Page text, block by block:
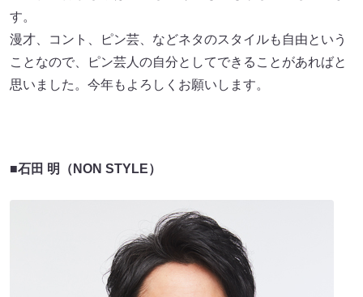
す。
漫才、コント、ピン芸、などネタのスタイルも自由という
ことなので、ピン芸人の自分としてできることがあればと
思いました。今年もよろしくお願いします。
■石田 明（NON STYLE）